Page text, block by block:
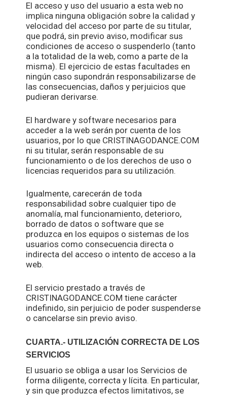
El acceso y uso del usuario a esta web no
implica ninguna obligación sobre la calidad y
velocidad del acceso por parte de su titular,
que podrá, sin previo aviso, modificar sus
condiciones de acceso o suspenderlo (tanto
a la totalidad de la web, como a parte de la
misma). El ejercicio de estas facultades en
ningún caso supondrán responsabilizarse de
las consecuencias, daños y perjuicios que
pudieran derivarse.
El hardware y software necesarios para
acceder a la web serán por cuenta de los
usuarios, por lo que CRISTINAGODANCE.COM
ni su titular, serán responsable de su
funcionamiento o de los derechos de uso o
licencias requeridos para su utilización.
Igualmente, carecerán de toda
responsabilidad sobre cualquier tipo de
anomalía, mal funcionamiento, deterioro,
borrado de datos o software que se
produzca en los equipos o sistemas de los
usuarios como consecuencia directa o
indirecta del acceso o intento de acceso a la
web.
El servicio prestado a través de
CRISTINAGODANCE.COM tiene carácter
indefinido, sin perjuicio de poder suspenderse
o cancelarse sin previo aviso.
CUARTA.- UTILIZACIÓN CORRECTA DE LOS
SERVICIOS
El usuario se obliga a usar los Servicios de
forma diligente, correcta y lícita. En particular,
y sin que produzca efectos limitativos, se